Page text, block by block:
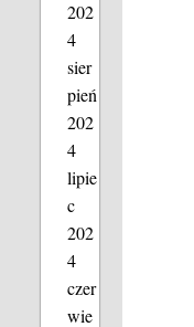
202
4
sier
pień
202
4
lipie
c
202
4
czer
wie